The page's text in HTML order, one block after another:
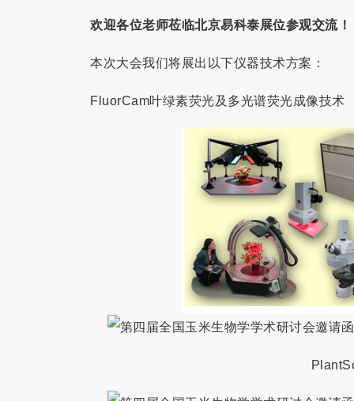
欢迎各位老师莅临北京易科泰展位参观交流！
本次大会我们将展出以下仪器技术方案：
FluorCam叶绿素荧光及多光谱荧光成像技术